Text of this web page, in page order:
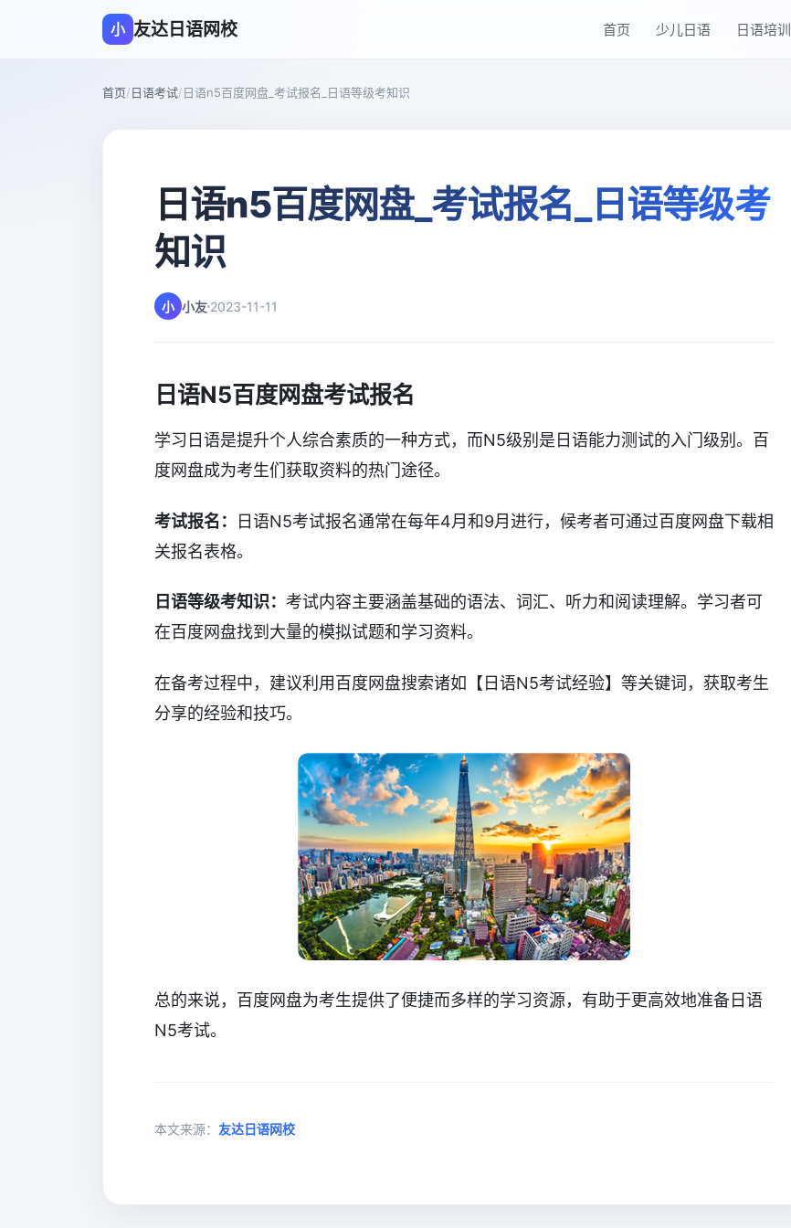
小 友达日语网校 首页 少儿日语 日语培训
首页/日语考试/日语n5百度网盘_考试报名_日语等级考知识
日语n5百度网盘_考试报名_日语等级考
知识
小 小友 2023-11-11
日语N5百度网盘考试报名
学习日语是提升个人综合素质的一种方式，而N5级别是日语能力测试的入门级别。百
度网盘成为考生们获取资料的热门途径。
考试报名：
日语N5考试报名通常在每年4月和9月进行，候考者可通过百度网盘下载相
关报名表格。
日语等级考知识： 考试内容主要涵盖基础的语法、词汇、听力和阅读理解。学习者可
在百度网盘找到大量的模拟试题和学习资料。
在备考过程中，建议利用百度网盘搜索诸如【日语N5考试经验】等关键词，获取考生
分享的经验和技巧。
总的来说，百度网盘为考生提供了便捷而多样的学习资源，有助于更高效地准备日语
N5考试。
本文来源： 友达日语网校